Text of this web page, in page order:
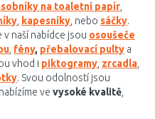
na toaletní papír
kapesníky , nebo sáčky.
v naší nabídce jsou osoušeče
fény, přebalovací pulty a
vhod i piktogramy zrcadla
. Svou odolností jsou
ve vysoké kvalitě